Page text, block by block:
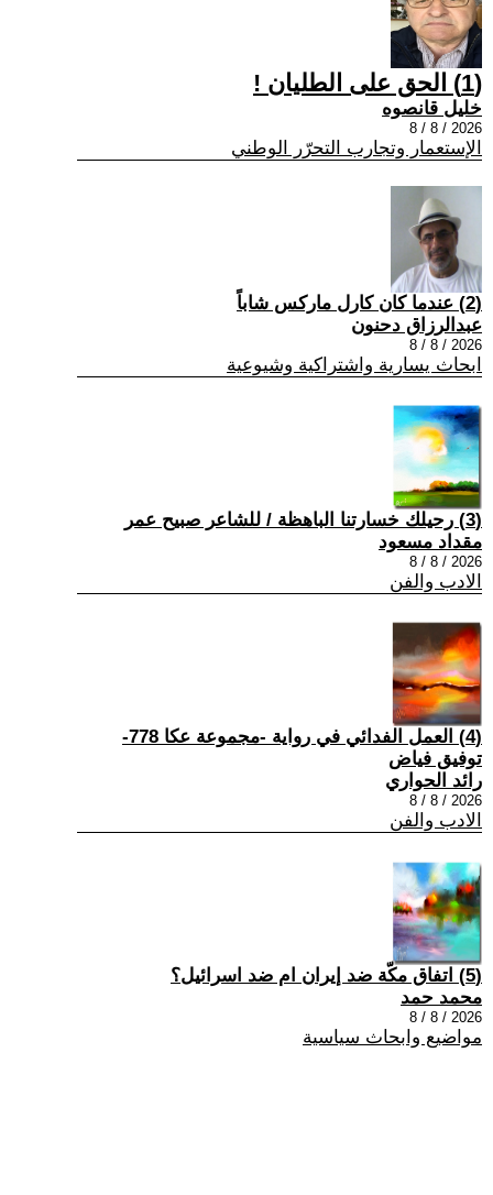
(1) الحق على الطليان !
خليل قانصوه
2026 / 8 / 8
الإستعمار وتجارب التحرّر الوطني
(2) عندما كان كارل ماركس شاباً
عبدالرزاق دحنون
2026 / 8 / 8
ابحاث يسارية واشتراكية وشيوعية
(3) رحيلك خسارتنا الباهظة / للشاعر صبيح عمر
مقداد مسعود
2026 / 8 / 8
الادب والفن
(4) العمل الفدائي في رواية -مجموعة عكا 778-
توفيق فياض
رائد الحواري
2026 / 8 / 8
الادب والفن
(5) اتفاق مكّة ضد إيران ام ضد اسرائيل؟
محمد حمد
2026 / 8 / 8
مواضيع وابحاث سياسية